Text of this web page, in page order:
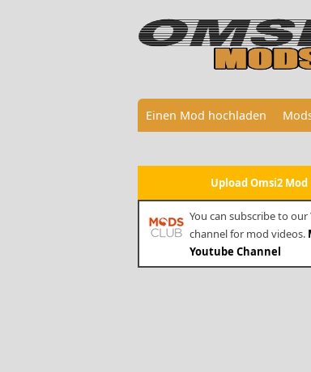
Einen Mod hochladen
Upload Omsi2 Mod
You can subscribe to our
channel for mod videos.
Youtube Channel